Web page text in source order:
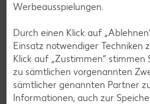
Werbeausspielungen.
Durch einen Klick auf
Einsatz notwendiger Techniken
Klick auf „Zustimmen“ stimmen
zu sämtlichen vorgenannten
sämtlicher genannten Partner
Informationen, auch zur